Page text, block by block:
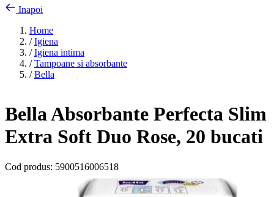
Inapoi
Home
/ Igiena
/ Igiena intima
/ Tampoane si absorbante
/ Bella
Bella Absorbante Perfecta Slim
Extra Soft Duo Rose, 20 bucati
Cod produs: 5900516006518